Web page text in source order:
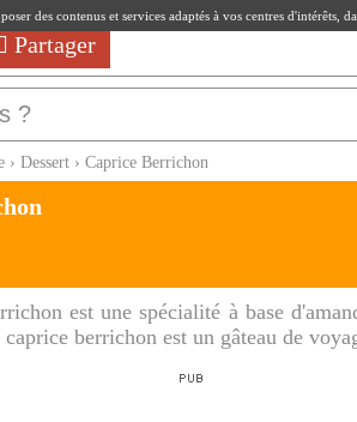
Partager
› Dessert › Caprice Berrichon
est une spécialité à base
berrichon est un gâteau de
des contenus et services adaptés à vos centres d'intérêts,